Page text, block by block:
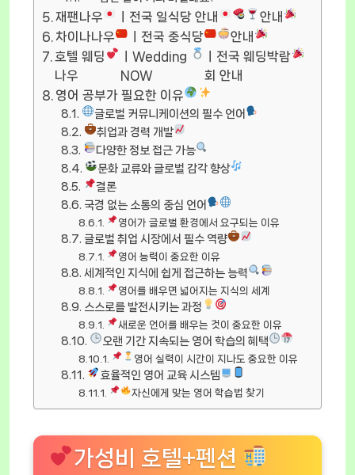
재팬나우 ㅣ전국 일식당 안내
안내
차이나나우
ㅣ전국 중식당
안내
호텔 웨딩
나우
ㅣWedding
NOW
ㅣ전국 웨딩박람
회 안내
영어 공부가 필요한 이유
글로벌 커뮤니케이션의 필수 언어
취업과 경력 개발
다양한 정보 접근 가능
문화 교류와 글로벌 감각 향상
결론
국경 없는 소통의 중심 언어
영어가 글로벌 환경에서 요구되는 이유
글로벌 취업 시장에서 필수 역량
영어 능력이 중요한 이유
세계적인 지식에 쉽게 접근하는 능력
영어를 배우면 넓어지는 지식의 세계
스스로를 발전시키는 과정
새로운 언어를 배우는 것이 중요한 이유
오랜 기간 지속되는 영어 학습의 혜택
영어 실력이 시간이 지나도 중요한 이유
효율적인 영어 교육 시스템
자신에게 맞는 영어 학습법 찾기
가성비 호텔+펜션